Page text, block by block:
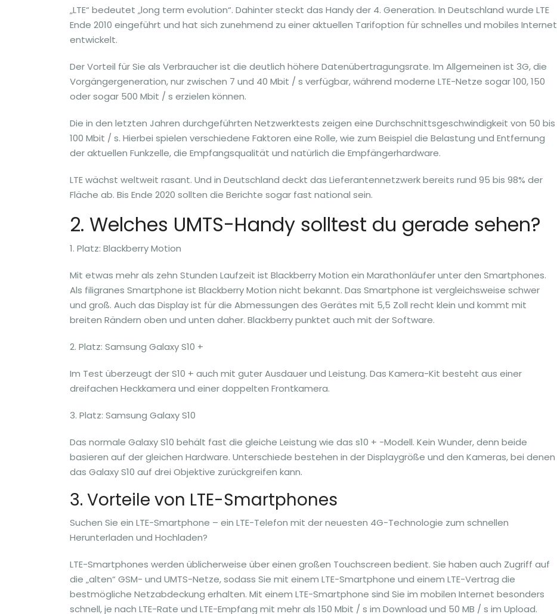
„LTE“ bedeutet „long term evolution“. Dahinter steckt das Handy der 4. Generation. In Deutschland wurde LTE
Ende 2010 eingeführt und hat sich zunehmend zu einer aktuellen Tarifoption für schnelles und mobiles Internet
entwickelt.
Der Vorteil für Sie als Verbraucher ist die deutlich höhere Datenübertragungsrate. Im Allgemeinen ist 3G, die
Vorgängergeneration, nur zwischen 7 und 40 Mbit / s verfügbar, während moderne LTE-Netze sogar 100, 150
oder sogar 500 Mbit / s erzielen können.
Die in den letzten Jahren durchgeführten Netzwerktests zeigen eine Durchschnittsgeschwindigkeit von 50 bis
100 Mbit / s. Hierbei spielen verschiedene Faktoren eine Rolle, wie zum Beispiel die Belastung und Entfernung
der aktuellen Funkzelle, die Empfangsqualität und natürlich die Empfängerhardware.
LTE wächst weltweit rasant. Und in Deutschland deckt das Lieferantennetzwerk bereits rund 95 bis 98% der
Fläche ab. Bis Ende 2020 sollten die Berichte sogar fast national sein.
2. Welches UMTS-Handy solltest du gerade sehen?
1. Platz: Blackberry Motion
Mit etwas mehr als zehn Stunden Laufzeit ist Blackberry Motion ein Marathonläufer unter den Smartphones.
Als filigranes Smartphone ist Blackberry Motion nicht bekannt. Das Smartphone ist vergleichsweise schwer
und groß. Auch das Display ist für die Abmessungen des Gerätes mit 5,5 Zoll recht klein und kommt mit
breiten Rändern oben und unten daher. Blackberry punktet auch mit der Software.
2. Platz: Samsung Galaxy S10 +
Im Test überzeugt der S10 + auch mit guter Ausdauer und Leistung. Das Kamera-Kit besteht aus einer
dreifachen Heckkamera und einer doppelten Frontkamera.
3. Platz: Samsung Galaxy S10
Das normale Galaxy S10 behält fast die gleiche Leistung wie das s10 + -Modell. Kein Wunder, denn beide
basieren auf der gleichen Hardware. Unterschiede bestehen in der Displaygröße und den Kameras, bei denen
das Galaxy S10 auf drei Objektive zurückgreifen kann.
3. Vorteile von LTE-Smartphones
Suchen Sie ein LTE-Smartphone – ein LTE-Telefon mit der neuesten 4G-Technologie zum schnellen
Herunterladen und Hochladen?
LTE-Smartphones werden üblicherweise über einen großen Touchscreen bedient. Sie haben auch Zugriff auf
die „alten“ GSM- und UMTS-Netze, sodass Sie mit einem LTE-Smartphone und einem LTE-Vertrag die
bestmögliche Netzabdeckung erhalten. Mit einem LTE-Smartphone sind Sie im mobilen Internet besonders
schnell, je nach LTE-Rate und LTE-Empfang mit mehr als 150 Mbit / s im Download und 50 MB / s im Upload.